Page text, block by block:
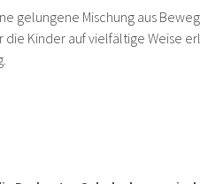
gelungene Mischung aus
die Kinder auf vielfältige Weise